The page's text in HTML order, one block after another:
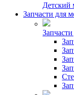
Детский
Запчасти для